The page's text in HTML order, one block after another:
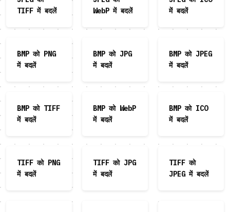
TIFF में बदलें
WebP में बदलें
में बदलें
BMP को PNG
में बदलें
BMP को JPG
में बदलें
BMP को JPEG
में बदलें
BMP को TIFF
में बदलें
BMP को WebP
में बदलें
BMP को ICO
में बदलें
TIFF को PNG
में बदलें
TIFF को JPG
में बदलें
TIFF को
JPEG में बदलें